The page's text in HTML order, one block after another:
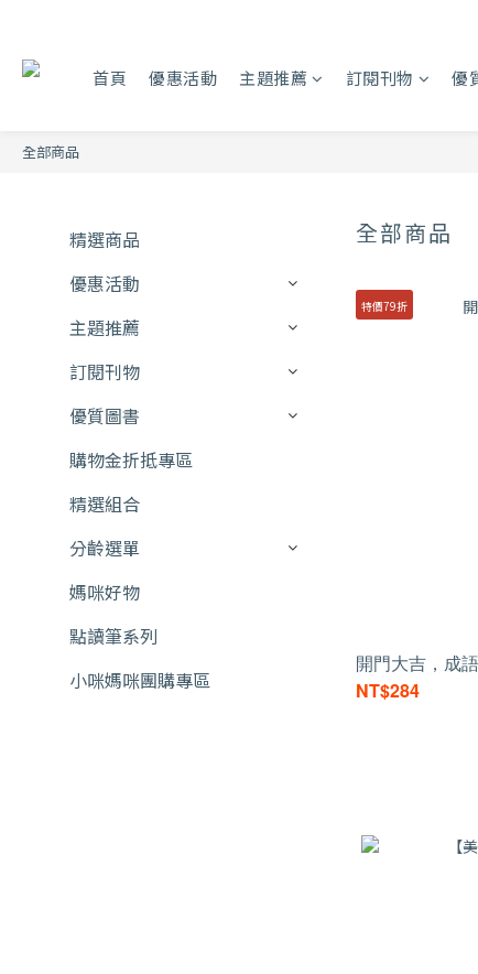
首頁 優惠活動 主題推薦 訂閱刊物 優
全部商品
精選商品
優惠活動
主題推薦
訂閱刊物
優質圖書
購物金折抵專區
精選組合
分齡選單
媽咪好物
點讀筆系列
小咪媽咪團購專區
全部商品
特價79折
開門大吉，成
NT$284